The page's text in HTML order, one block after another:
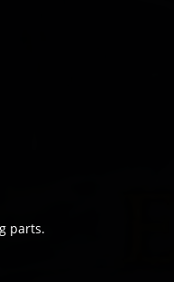
parts.